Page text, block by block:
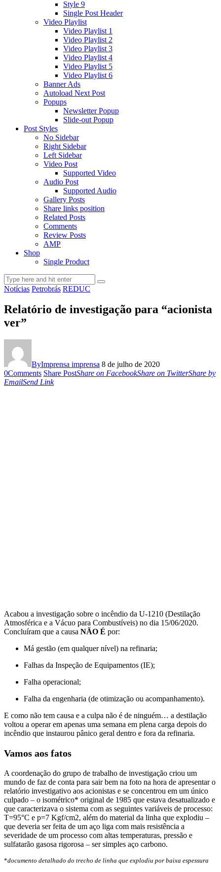
Style 9
Single Post Header
Video Playlist
Video Playlist 1
Video Playlist 2
Video Playlist 3
Video Playlist 4
Video Playlist 5
Video Playlist 6
Banner Ads
Autoload Next Post
Popups
Newsletter Popup
Slide-out Popup
Post Styles
No Sidebar
Right Sidebar
Left Sidebar
Video Post
Supported Video
Audio Post
Supported Audio
Gallery Posts
Share links position
Related Posts
Comments
Review Posts
AMP
Shop
Single Product
Notícias Petrobrás REDUC
Relatório de investigação para “acionista
ver”
ByImprensa imprensa 8 de julho de 2020
0Comments Share PostShare on FacebookShare on TwitterShare by
EmailSend Link
Acabou a investigação sobre o incêndio da U-1210 (Destilação
Atmosférica e a Vácuo para Combustíveis) no dia 15/06/2020.
Concluíram que a causa NÃO É por:
Má gestão (em qualquer nível) na refinaria;
Falhas da Inspeção de Equipamentos (IE);
Falha operacional;
Falha da engenharia (de otimização ou acompanhamento).
E como não tem causa e a culpa não é de ninguém… a destilação
voltou a operar em apenas uma semana em plena carga depois do
incêndio que instaurou pânico geral dentro e fora da refinaria.
Vamos aos fatos
A coordenação do grupo de trabalho de investigação criou um
mundo de faz de conta para sair bem na foto na hora de apresentar o
relatório investigativo aos acionistas e se concentrou em um único
culpado – o isométrico* original de 1985 que estava desatualizado e
que caracterizava o sistema com as seguintes variáveis de processo:
T=95°C e p=7 Kgf/cm2, além do material da linha que explodiu –
que deveria ser feita de um aço liga com mais resistência a
severidade de um processo com altas temperaturas, pressão e
sulfatarão gasosa rigorosa – ser simples aço carbono.
*documento detalhado do trecho de linha que explodiu por baixa espessura